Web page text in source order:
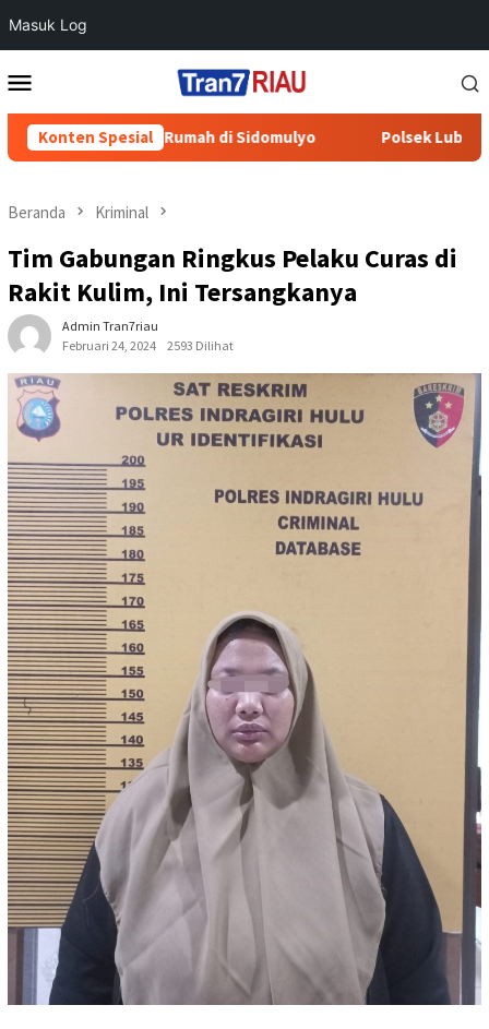
Masuk Log
ke
Mobile
Konten Spesial
Rumah di Sidomulyo Polsek Lubuk Batu Jaya
Beranda Kriminal
Tim Gabungan Ringkus Pelaku Curas di
Rakit Kulim, Ini Tersangkanya
Admin Tran7riau
Februari 24, 2024
2593 Dilihat